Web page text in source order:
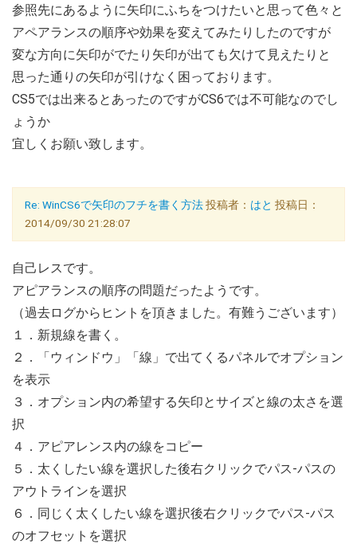
参照先にあるように矢印にふちをつけたいと思って色々と
アペアランスの順序や効果を変えてみたりしたのですが
変な方向に矢印がでたり矢印が出ても欠けて見えたりと
思った通りの矢印が引けなく困っております。
CS5では出来るとあったのですがCS6では不可能なのでし
ょうか
宜しくお願い致します。
Re: WinCS6で矢印のフチを書く方法投稿者： はと 投稿日：
2014/09/30 21:28:07
自己レスです。
アピアランスの順序の問題だったようです。
（過去ログからヒントを頂きました。有難うございます）
１．新規線を書く。
２．「ウィンドウ」「線」で出てくるパネルでオプション
を表示
３．オプション内の希望する矢印とサイズと線の太さを選
択
４．アピアレンス内の線をコピー
５．太くしたい線を選択した後右クリックでパス-パスの
アウトラインを選択
６．同じく太くしたい線を選択後右クリックでパス-パス
のオフセットを選択